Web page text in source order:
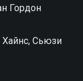
Гордон
Сьюзи